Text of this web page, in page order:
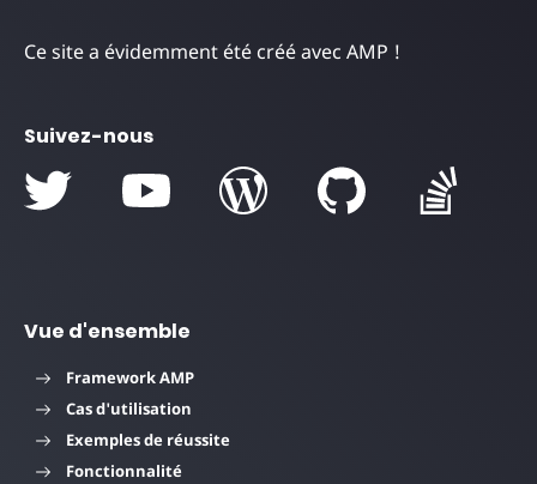
Ce site a évidemment été créé avec AMP !
Suivez-nous
Vue d'ensemble
Framework AMP
Cas d'utilisation
Exemples de réussite
Fonctionnalité